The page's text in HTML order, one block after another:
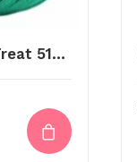
Scheepjes Sweet Treat 514 – Jade